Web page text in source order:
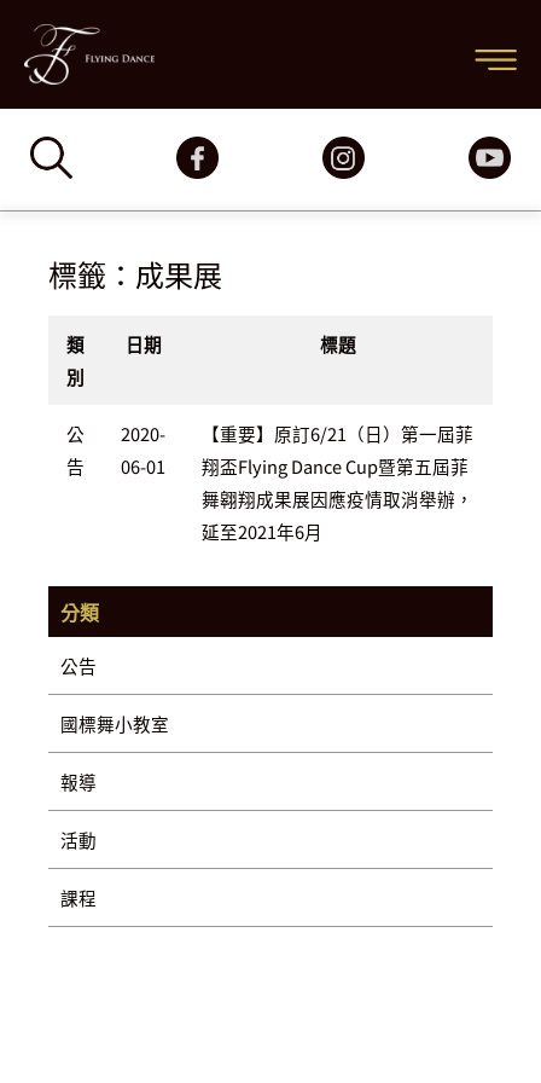
要
要
選
單
標籤：成果展
類
別
日期 標題
公
告
2020-
06-01
【重要】原訂6/21（日）第一屆菲
翔盃Flying Dance Cup暨第五屆菲
舞翱翔成果展因應疫情取消舉辦，
延至2021年6月
分類
公告
國標舞小教室
報導
活動
課程